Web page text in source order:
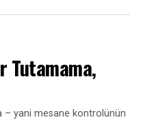
koruyucu
penis
sünnet olan
bildiren
Tutamama,
– yani mesane kontrolünün